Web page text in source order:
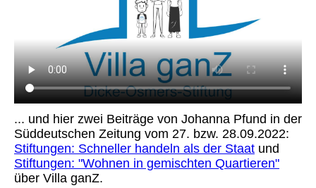
... und hier zwei Beiträge von Johanna Pfund in der
Süddeutschen Zeitung vom 27. bzw. 28.09.2022:
Stiftungen: Schneller handeln als der Staat und
Stiftungen: "Wohnen in gemischten Quartieren"
über Villa ganZ.